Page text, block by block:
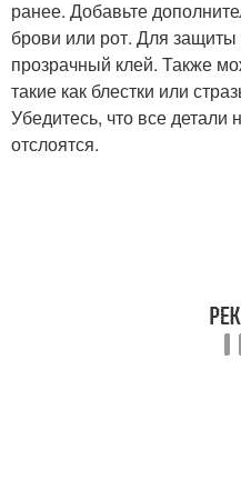
ранее. Добавьте
брови или рот. Для
прозрачный клей. Также
такие как блестки или
Убедитесь, что все
отслоятся.